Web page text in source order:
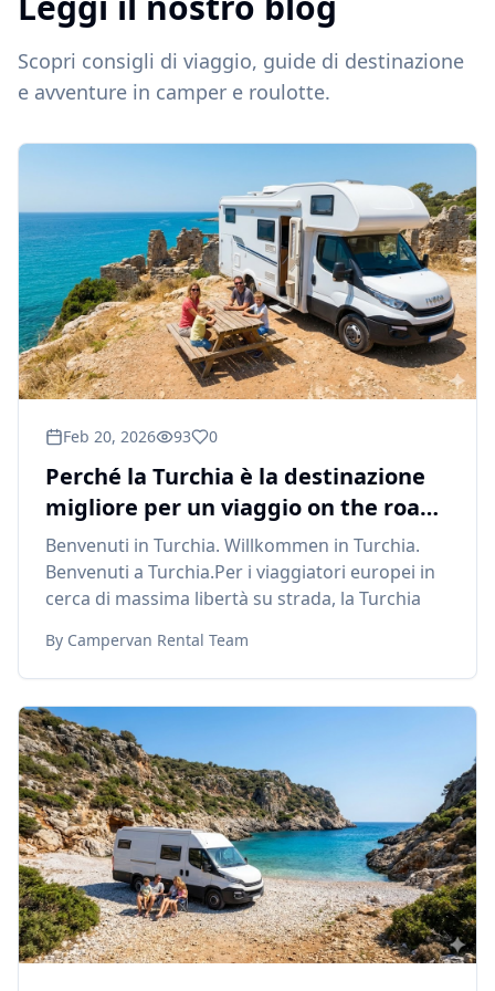
Scopri consigli di viaggio, guide di destinazione
e avventure in camper e roulotte.
Feb 20, 2026 93 0
Perché la Turchia è la destinazione
migliore per un viaggio on the road
per i viaggiatori europei
Benvenuti in Turchia. Willkommen in Turchia.
Benvenuti a Turchia.Per i viaggiatori europei in
cerca di massima libertà su strada, la Turchia
By Campervan Rental Team